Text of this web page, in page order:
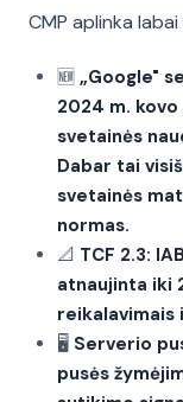
CMP aplinka
🆕 „Google"
2024 m. kovo
svetainės
Dabar tai
svetainės
normas.
📐 TCF 2.3:
atnaujinta iki
reikalavimais
🖥️ Serverio
pusės